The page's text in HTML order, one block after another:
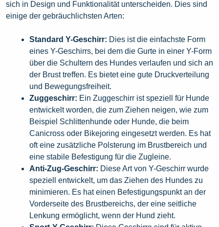
sich in Design und Funktionalität unterscheiden. Dies sind
einige der gebräuchlichsten Arten:
Standard Y-Geschirr: Dies ist die einfachste Form
eines Y-Geschirrs, bei dem die Gurte in einer Y-Form
über die Schultern des Hundes verlaufen und sich an
der Brust treffen. Es bietet eine gute Druckverteilung
und Bewegungsfreiheit.
Zuggeschirr: Ein Zuggeschirr ist speziell für Hunde
entwickelt worden, die zum Ziehen neigen, wie zum
Beispiel Schlittenhunde oder Hunde, die beim
Canicross oder Bikejoring eingesetzt werden. Es hat
oft eine zusätzliche Polsterung im Brustbereich und
eine stabile Befestigung für die Zugleine.
Anti-Zug-Geschirr: Diese Art von Y-Geschirr wurde
speziell entwickelt, um das Ziehen des Hundes zu
minimieren. Es hat einen Befestigungspunkt an der
Vorderseite des Brustbereichs, der eine seitliche
Lenkung ermöglicht, wenn der Hund zieht.